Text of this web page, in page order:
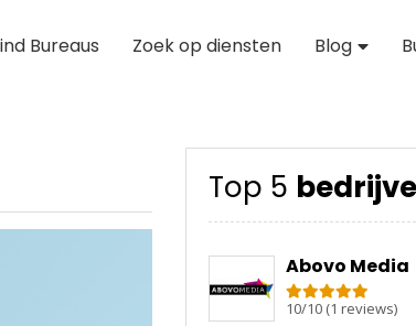
Bureaus Zoek op diensten Blog
Top 5
Abovo Media
10/10 (1 reviews)